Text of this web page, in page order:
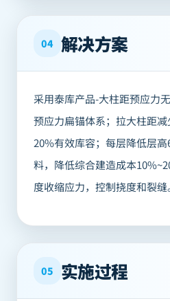
04 解决方案
采用泰库产品-大柱距预应力
预应力扁锚体系；拉大柱距
20%有效库容；每层降低层
料，降低综合建造成本
度收缩应力，控制挠度和裂缝
05 实施过程